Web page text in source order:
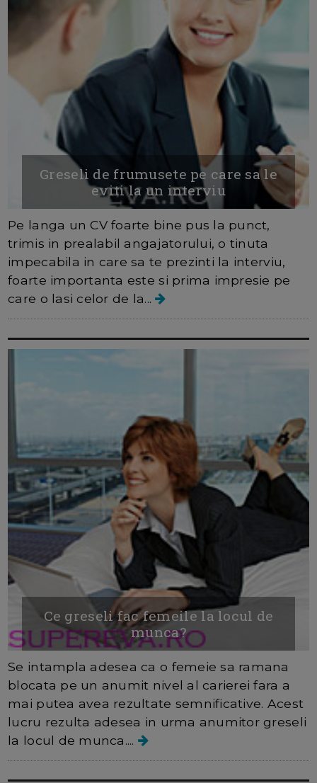
Greseli de frumusete pe care sa le
eviti la un interviu
Pe langa un CV foarte bine pus la punct,
trimis in prealabil angajatorului, o tinuta
impecabila in care sa te prezinti la interviu,
foarte importanta este si prima impresie pe
care o lasi celor de la...
Ce greseli fac femeile la locul de
munca?
Se intampla adesea ca o femeie sa ramana
blocata pe un anumit nivel al carierei fara a
mai putea avea rezultate semnificative. Acest
lucru rezulta adesea in urma anumitor greseli
la locul de munca....